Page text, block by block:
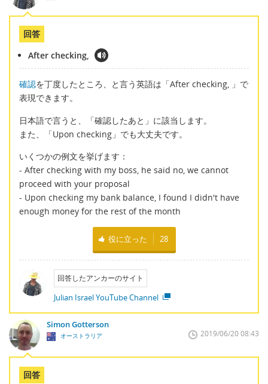
回答
After checking,
確認を丁度したところ、と言う英語は「After checking, 」で
表現できます。
日本語で言うと、「確認したあと」に該当します。
また、「Upon checking」でも大丈夫です。
いくつかの例文を挙げます：
- After checking with my boss, he said no, we cannot
proceed with your proposal
- Upon checking my bank balance, I found I didn't have
enough money for the rest of the month
役に立った 28
回答したアンカーのサイト
Julian Israel YouTube Channel
Simon Gotterson
オーストラリア 2019/06/20 08:43
回答